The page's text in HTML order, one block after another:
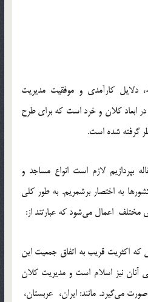
دلايل كارآمدي و موفقيت مديريت
ابعاد كلان و خرد است كه براي طرح
گرفته شده است.
بپردازيم لازم است انواع مساجد و
به اختصار برشمريم. به طور كلي
اعمال مي‌شود كه عبارتند از:
اكثريت قريب به اتفاق جمعيت اين
نيز اسلام است و مديريت كلان
مي‌گيرد. مانند: ايران، عربستان،